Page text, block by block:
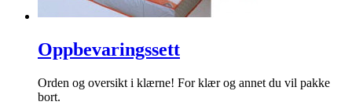
Oppbevaringssett
Orden og oversikt i klærne! For klær og annet du vil pakke
bort.